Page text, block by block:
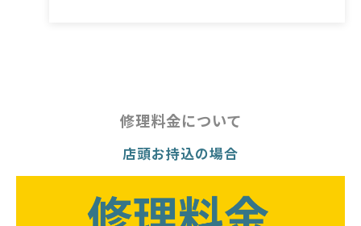
修理料金について
店頭お持込の場合